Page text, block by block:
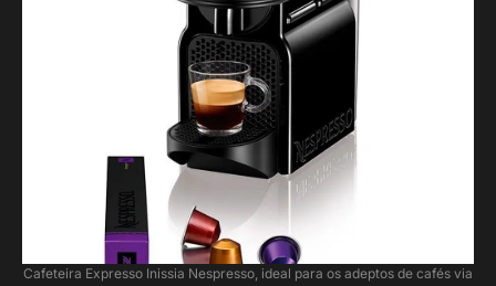
Cafeteira Expresso Inissia Nespresso, ideal para os adeptos de cafés via